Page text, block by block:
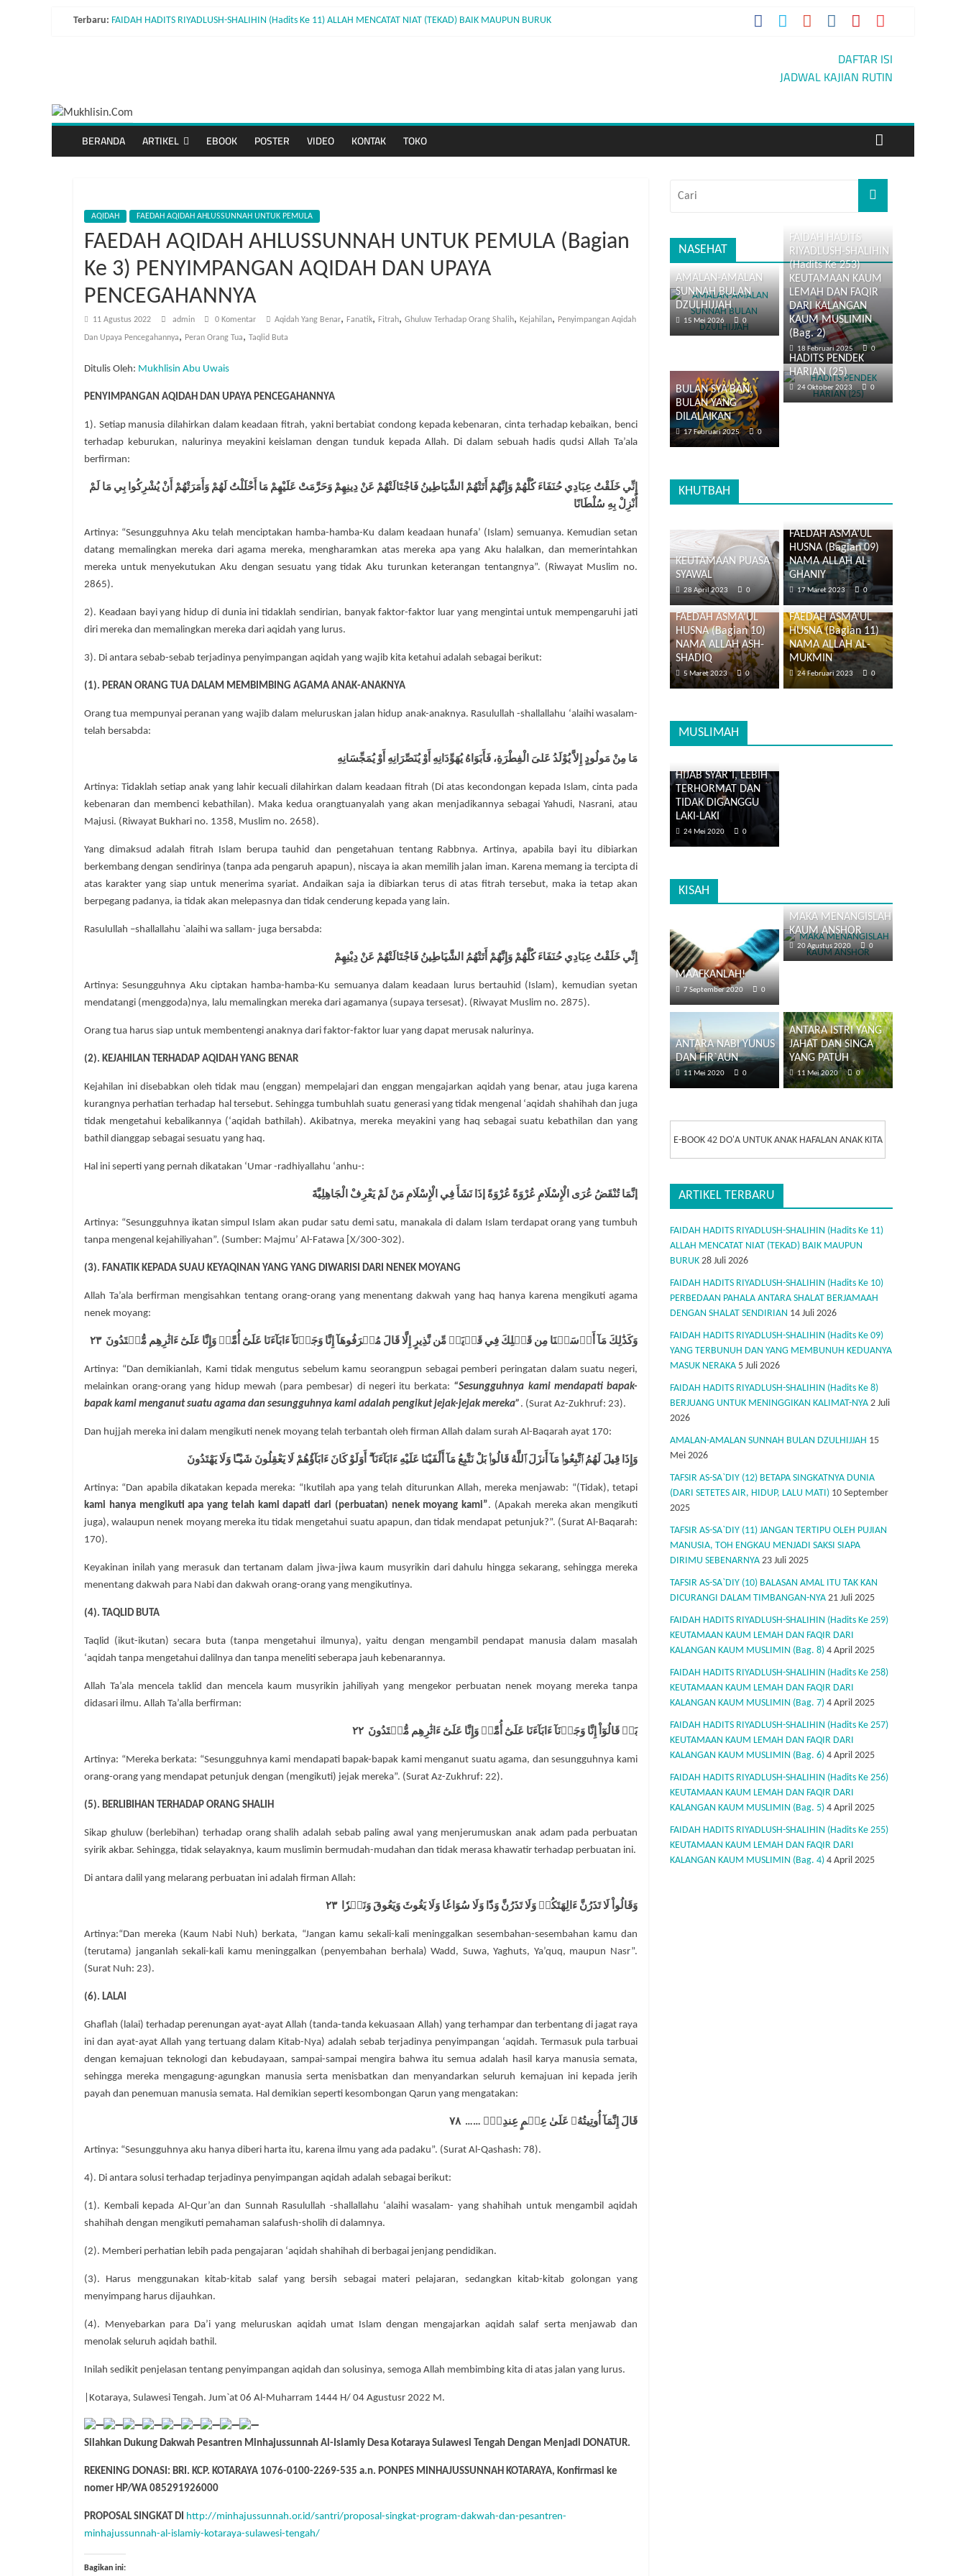
Terbaru: FAIDAH HADITS RIYADLUSH-SHALIHIN (Hadits Ke 11) ALLAH MENCATAT NIAT (TEKAD) BAIK MAUPUN BURUK
seperti
asing
ajaran
Islam
DAFTAR ISI
JADWAL KAJIAN RUTIN
BERANDA ARTIKEL EBOOK POSTER VIDEO KONTAK TOKO
AQIDAH FAEDAH AQIDAH AHLUSSUNNAH UNTUK PEMULA
FAEDAH AQIDAH AHLUSSUNNAH UNTUK PEMULA (Bagian
Ke 3) PENYIMPANGAN AQIDAH DAN UPAYA
PENCEGAHANNYA
11 Agustus 2022 admin 0 Komentar Aqidah Yang Benar, Fanatik, Fitrah, Ghuluw Terhadap Orang Shalih, Kejahilan, Penyimpangan Aqidah
Dan Upaya Pencegahannya, Peran Orang Tua, Taqlid Buta
Ditulis Oleh: Mukhlisin Abu Uwais
PENYIMPANGAN AQIDAH DAN UPAYA PENCEGAHANNYA
1). Setiap manusia dilahirkan dalam keadaan fitrah, yakni bertabiat condong kepada kebenaran, cinta terhadap kebaikan, benci
terhadap keburukan, nalurinya meyakini keislaman dengan tunduk kepada Allah. Di dalam sebuah hadis qudsi Allah Ta’ala
berfirman:
إِنِّي خَلَقْتُ عِبَادِي حُنَفَاءَ كُلَّهُمْ وَإِنَّهُمْ أَتَتْهُمْ الشَّيَاطِينُ فَاجْتَالَتْهُمْ عَنْ دِينِهِمْ وَحَرَّمَتْ عَلَيْهِمْ مَا أَحْلَلْتُ لَهُمْ وَأَمَرَتْهُمْ أَنْ يُشْرِكُوا بِي مَا لَمْ
أُنْزِلْ بِهِ سُلْطَانًا
Artinya: “Sesungguhnya Aku telah menciptakan hamba-hamba-Ku dalam keadaan hunafa’ (Islam) semuanya. Kemudian setan
datang memalingkan mereka dari agama mereka, mengharamkan atas mereka apa yang Aku halalkan, dan memerintahkan
mereka untuk menyekutukan Aku dengan sesuatu yang tidak Aku turunkan keterangan tentangnya”. (Riwayat Muslim no.
2865).
2). Keadaan bayi yang hidup di dunia ini tidaklah sendirian, banyak faktor-faktor luar yang mengintai untuk mempengaruhi jati
diri mereka dan memalingkan mereka dari aqidah yang lurus.
3). Di antara sebab-sebab terjadinya penyimpangan aqidah yang wajib kita ketahui adalah sebagai berikut:
(1). PERAN ORANG TUA DALAM MEMBIMBING AGAMA ANAK-ANAKNYA
Orang tua mempunyai peranan yang wajib dalam meluruskan jalan hidup anak-anaknya. Rasulullah -shallallahu ‘alaihi wasalam-
telah bersabda:
مَا مِنْ مَولُودٍ إِلاَّ يُوْلَدُ عَلىَ الْفِطْرَةِ، فَأَبَوَاهُ يُهَوِّدَانِهِ أَوْ يُنَصِّرَانِهِ أَوْ يُمَجِّسَانِهِ
Artinya: Tidaklah setiap anak yang lahir kecuali dilahirkan dalam keadaan fitrah (Di atas kecondongan kepada Islam, cinta pada
kebenaran dan membenci kebathilan). Maka kedua orangtuanyalah yang akan menjadikannya sebagai Yahudi, Nasrani, atau
Majusi. (Riwayat Bukhari no. 1358, Muslim no. 2658).
Yang dimaksud adalah fitrah Islam berupa tauhid dan pengetahuan tentang Rabbnya. Artinya, apabila bayi itu dibiarkan
berkembang dengan sendirinya (tanpa ada pengaruh apapun), niscaya ia akan memilih jalan iman. Karena memang ia tercipta di
atas karakter yang siap untuk menerima syariat. Andaikan saja ia dibiarkan terus di atas fitrah tersebut, maka ia tetap akan
berpegang padanya, ia tidak akan melepasnya dan tidak cenderung kepada yang lain.
Rasulullah –shallallahu `alaihi wa sallam- juga bersabda:
إِنِّي خَلَقْتُ عِبَادِي حُنَفَاءَ كُلَّهُمْ وَإِنَّهُمْ أَتَتْهُمُ الشَّيَاطِينُ فَاجْتَالَتْهُمْ عَنْ دِيْنِهِمْ
Artinya: Sesungguhnya Aku ciptakan hamba-hamba-Ku semuanya dalam keadaan lurus bertauhid (Islam), kemudian syetan
mendatangi (menggoda)nya, lalu memalingkan mereka dari agamanya (supaya tersesat). (Riwayat Muslim no. 2875).
Orang tua harus siap untuk membentengi anaknya dari faktor-faktor luar yang dapat merusak nalurinya.
(2). KEJAHILAN TERHADAP AQIDAH YANG BENAR
Kejahilan ini disebabkan oleh tidak mau (enggan) mempelajari dan enggan mengajarkan aqidah yang benar, atau juga karena
kurangnya perhatian terhadap hal tersebut. Sehingga tumbuhlah suatu generasi yang tidak mengenal ‘aqidah shahihah dan juga
tidak mengetahui kebalikannya (‘aqidah bathilah). Akibatnya, mereka meyakini yang haq sebagai suatu kebathilan dan yang
bathil dianggap sebagai sesuatu yang haq.
Hal ini seperti yang pernah dikatakan ‘Umar -radhiyallahu ‘anhu-:
إنَّمَا تُنْقَضُ عُرَى الْإِسْلَامِ عُرْوَةً عُرْوَةً إذَا نَشَأَ فِي الْإِسْلَامِ مَنْ لَمْ يَعْرِفْ الْجَاهِلِيَّةَ
Artinya: “Sesungguhnya ikatan simpul Islam akan pudar satu demi satu, manakala di dalam Islam terdapat orang yang tumbuh
tanpa mengenal kejahiliyahan”. (Sumber: Majmu’ Al-Fatawa [X/300-302).
(3). FANATIK KEPADA SUAU KEYAQINAN YANG YANG DIWARISI DARI NENEK MOYANG
Allah Ta’ala berfirman mengisahkan tentang orang-orang yang menentang dakwah yang haq hanya karena mengikuti agama
nenek moyang:
وَكَذَٰلِكَ مَآ أَرۡسَلۡنَا مِن قَبۡلِكَ فِي قَرۡيَةٖ مِّن نَّذِيرٍ إِلَّا قَالَ مُتۡرَفُوهَآ إِنَّا وَجَدۡنَآ ءَابَآءَنَا عَلَىٰٓ أُمَّةٖ وَإِنَّا عَلَىٰٓ ءَاثَٰرِهِم مُّقۡتَدُونَ ٢٣
Artinya: “Dan demikianlah, Kami tidak mengutus sebelum kamu seorangpun sebagai pemberi peringatan dalam suatu negeri,
melainkan orang-orang yang hidup mewah (para pembesar) di negeri itu berkata: “Sesungguhnya kami mendapati bapak-
bapak kami menganut suatu agama dan sesungguhnya kami adalah pengikut jejak-jejak mereka” . (Surat Az-Zukhruf: 23).
Dan hujjah mereka ini dalam mengikuti nenek moyang telah terbantah oleh firman Allah dalam surah Al-Baqarah ayat 170:
وَإِذَا قِيلَ لَهُمُ ٱتَّبِعُوا۟ مَآ أَنزَلَ ٱللَّهُ قَالُوا۟ بَلْ نَتَّبِعُ مَآ أَلْفَيْنَا عَلَيْهِ ءَابَآءَنَآ ۗ أَوَلَوْ كَانَ ءَابَآؤُهُمْ لَا يَعْقِلُونَ شَيْـًٔا وَلَا يَهْتَدُونَ
Artinya: “Dan apabila dikatakan kepada mereka: “Ikutilah apa yang telah diturunkan Allah, mereka menjawab: “(Tidak), tetapi
kami hanya mengikuti apa yang telah kami dapati dari (perbuatan) nenek moyang kami”. (Apakah mereka akan mengikuti
juga), walaupun nenek moyang mereka itu tidak mengetahui suatu apapun, dan tidak mendapat petunjuk?”. (Surat Al-Baqarah:
170).
Keyakinan inilah yang merasuk dan tertanam dalam jiwa-jiwa kaum musyrikin dari dahulu hingga sekarang, sehingga mereka
menentang dakwah para Nabi dan dakwah orang-orang yang mengikutinya.
(4). TAQLID BUTA
Taqlid (ikut-ikutan) secara buta (tanpa mengetahui ilmunya), yaitu dengan mengambil pendapat manusia dalam masalah
‘aqidah tanpa mengetahui dalilnya dan tanpa meneliti seberapa jauh kebenarannya.
Allah Ta’ala mencela taklid dan mencela kaum musyrikin jahiliyah yang mengekor perbuatan nenek moyang mereka tanpa
didasari ilmu. Allah Ta’alla berfirman:
بَلۡ قَالُوٓاْ إِنَّا وَجَدۡنَآ ءَابَآءَنَا عَلَىٰٓ أُمَّةٖ وَإِنَّا عَلَىٰٓ ءَاثَٰرِهِم مُّهۡتَدُونَ ٢٢
Artinya: “Mereka berkata: “Sesungguhnya kami mendapati bapak-bapak kami menganut suatu agama, dan sesungguhnya kami
orang-orang yang mendapat petunjuk dengan (mengikuti) jejak mereka”. (Surat Az-Zukhruf: 22).
(5). BERLIBIHAN TERHADAP ORANG SHALIH
Sikap ghuluw (berlebihan) terhadap orang shalih adalah sebab paling awal yang menjerumuskan anak adam pada perbuatan
syirik akbar. Sehingga, tidak selayaknya, kaum muslimin bermudah-mudahan dan tidak merasa khawatir terhadap perbuatan ini.
Di antara dalil yang melarang perbuatan ini adalah firman Allah:
وَقَالُواْ لَا تَذَرُنَّ ءَالِهَتَكُمۡ وَلَا تَذَرُنَّ وَدّٗا وَلَا سُوَاعٗا وَلَا يَغُوثَ وَيَعُوقَ وَنَسۡرٗا ٢٣
Artinya:“Dan mereka (Kaum Nabi Nuh) berkata, “Jangan kamu sekali-kali meninggalkan sesembahan-sesembahan kamu dan
(terutama) janganlah sekali-kali kamu meninggalkan (penyembahan berhala) Wadd, Suwa, Yaghuts, Ya’quq, maupun Nasr”.
(Surat Nuh: 23).
(6). LALAI
Ghaflah (lalai) terhadap perenungan ayat-ayat Allah (tanda-tanda kekuasaan Allah) yang terhampar dan terbentang di jagat raya
ini dan ayat-ayat Allah yang tertuang dalam Kitab-Nya) adalah sebab terjadinya penyimpangan ‘aqidah. Termasuk pula tarbuai
dengan kemajuan teknologi dan kebudayaan, sampai-sampai mengira bahwa itu semua adalah hasil karya manusia semata,
sehingga mereka mengagung-agungkan manusia serta menisbatkan dan menyandarkan seluruh kemajuan ini kepada jerih
payah dan penemuan manusia semata. Hal demikian seperti kesombongan Qarun yang mengatakan:
قَالَ إِنَّمَآ أُوتِيتُهُۥ عَلَىٰ عِلۡمٍ عِندِيٓۚ …… ٧٨
Artinya: “Sesungguhnya aku hanya diberi harta itu, karena ilmu yang ada padaku”. (Surat Al-Qashash: 78).
4). Di antara solusi terhadap terjadinya penyimpangan aqidah adalah sebagai berikut:
(1). Kembali kepada Al-Qur’an dan Sunnah Rasulullah -shallallahu ‘alaihi wasalam- yang shahihah untuk mengambil aqidah
shahihah dengan mengikuti pemahaman salafush-sholih di dalamnya.
(2). Memberi perhatian lebih pada pengajaran ‘aqidah shahihah di berbagai jenjang pendidikan.
(3). Harus menggunakan kitab-kitab salaf yang bersih sebagai materi pelajaran, sedangkan kitab-kitab golongan yang
menyimpang harus dijauhkan.
(4). Menyebarkan para Da’i yang meluruskan aqidah umat Islam dengan mengajarkan aqidah salaf serta menjawab dan
menolak seluruh aqidah bathil.
Inilah sedikit penjelasan tentang penyimpangan aqidah dan solusinya, semoga Allah membimbing kita di atas jalan yang lurus.
|Kotaraya, Sulawesi Tengah. Jum`at 06 Al-Muharram 1444 H/ 04 Agustusr 2022 M.
Silahkan Dukung Dakwah Pesantren Minhajussunnah Al-Islamiy Desa Kotaraya Sulawesi Tengah Dengan Menjadi DONATUR.
REKENING DONASI: BRI. KCP. KOTARAYA 1076-0100-2269-535 a.n. PONPES MINHAJUSSUNNAH KOTARAYA, Konfirmasi ke
nomer HP/WA 085291926000
PROPOSAL SINGKAT DI http://minhajussunnah.or.id/santri/proposal-singkat-program-dakwah-dan-pesantren-
minhajussunnah-al-islamiy-kotaraya-sulawesi-tengah/
Bagikan ini:
NASEHAT
AMALAN-AMALAN
SUNNAH BULAN
DZULHIJJAH
15 Mei 2026 0
FAIDAH HADITS
RIYADLUSH-SHALIHIN
(Hadits Ke 253)
KEUTAMAAN KAUM
LEMAH DAN FAQIR
DARI KALANGAN
KAUM MUSLIMIN
(Bag. 2)
18 Februari 2025 0
BULAN SYA’BAN,
BULAN YANG
DILALAIKAN
17 Februari 2025 0
HADITS PENDEK
HARIAN (25)
24 Oktober 2023 0
KHUTBAH
KEUTAMAAN PUASA
SYAWAL
28 April 2023 0
FAEDAH ASMA’UL
HUSNA (Bagian 09)
NAMA ALLAH AL-
GHANIY
17 Maret 2023 0
FAEDAH ASMA’UL
HUSNA (Bagian 10)
NAMA ALLAH ASH-
SHADIQ
5 Maret 2023 0
FAEDAH ASMA’UL
HUSNA (Bagian 11)
NAMA ALLAH AL-
MUKMIN
24 Februari 2023 0
MUSLIMAH
HIJAB SYAR`I, LEBIH
TERHORMAT DAN
TIDAK DIGANGGU
LAKI-LAKI
24 Mei 2020 0
KISAH
MAAFKANLAH!
7 September 2020 0
MAKA MENANGISLAH
KAUM ANSHOR
20 Agustus 2020 0
ANTARA NABI YUNUS
DAN FIR`AUN
11 Mei 2020 0
ANTARA ISTRI YANG
JAHAT DAN SINGA
YANG PATUH
11 Mei 2020 0
E-BOOK 42 DO'A UNTUK ANAK HAFALAN ANAK KITA
ARTIKEL TERBARU
FAIDAH HADITS RIYADLUSH-SHALIHIN (Hadits Ke 11)
ALLAH MENCATAT NIAT (TEKAD) BAIK MAUPUN
BURUK 28 Juli 2026
FAIDAH HADITS RIYADLUSH-SHALIHIN (Hadits Ke 10)
PERBEDAAN PAHALA ANTARA SHALAT BERJAMAAH
DENGAN SHALAT SENDIRIAN 14 Juli 2026
FAIDAH HADITS RIYADLUSH-SHALIHIN (Hadits Ke 09)
YANG TERBUNUH DAN YANG MEMBUNUH KEDUANYA
MASUK NERAKA 5 Juli 2026
FAIDAH HADITS RIYADLUSH-SHALIHIN (Hadits Ke 8)
BERJUANG UNTUK MENINGGIKAN KALIMAT-NYA 2 Juli
2026
AMALAN-AMALAN SUNNAH BULAN DZULHIJJAH 15
Mei 2026
TAFSIR AS-SA`DIY (12) BETAPA SINGKATNYA DUNIA
(DARI SETETES AIR, HIDUP, LALU MATI) 10 September
2025
TAFSIR AS-SA`DIY (11) JANGAN TERTIPU OLEH PUJIAN
MANUSIA, TOH ENGKAU MENJADI SAKSI SIAPA
DIRIMU SEBENARNYA 23 Juli 2025
TAFSIR AS-SA`DIY (10) BALASAN AMAL ITU TAK KAN
DICURANGI DALAM TIMBANGAN-NYA 21 Juli 2025
FAIDAH HADITS RIYADLUSH-SHALIHIN (Hadits Ke 259)
KEUTAMAAN KAUM LEMAH DAN FAQIR DARI
KALANGAN KAUM MUSLIMIN (Bag. 8) 4 April 2025
FAIDAH HADITS RIYADLUSH-SHALIHIN (Hadits Ke 258)
KEUTAMAAN KAUM LEMAH DAN FAQIR DARI
KALANGAN KAUM MUSLIMIN (Bag. 7) 4 April 2025
FAIDAH HADITS RIYADLUSH-SHALIHIN (Hadits Ke 257)
KEUTAMAAN KAUM LEMAH DAN FAQIR DARI
KALANGAN KAUM MUSLIMIN (Bag. 6) 4 April 2025
FAIDAH HADITS RIYADLUSH-SHALIHIN (Hadits Ke 256)
KEUTAMAAN KAUM LEMAH DAN FAQIR DARI
KALANGAN KAUM MUSLIMIN (Bag. 5) 4 April 2025
FAIDAH HADITS RIYADLUSH-SHALIHIN (Hadits Ke 255)
KEUTAMAAN KAUM LEMAH DAN FAQIR DARI
KALANGAN KAUM MUSLIMIN (Bag. 4) 4 April 2025